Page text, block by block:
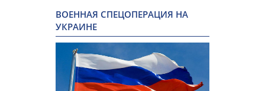
ВОЕННАЯ СПЕЦОПЕРАЦИЯ НА
УКРАИНЕ